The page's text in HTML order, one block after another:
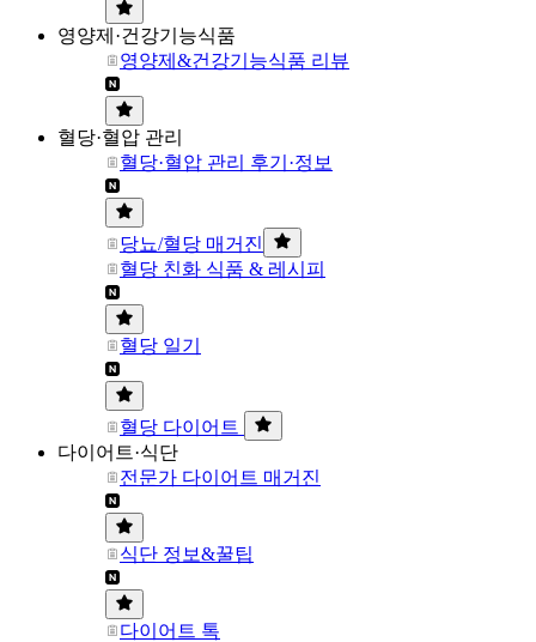
영양제·건강기능식품
영양제&건강기능식품 리뷰
혈당·혈압 관리
혈당·혈압 관리 후기·정보
당뇨/혈당 매거진
혈당 친화 식품 & 레시피
혈당 일기
혈당 다이어트
다이어트·식단
전문가 다이어트 매거진
식단 정보&꿀팁
다이어트 톡